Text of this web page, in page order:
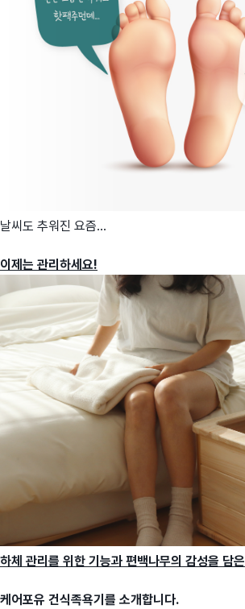
날씨도 추워진 요즘...
이제는 관리하세요!
하체 관리를 위한 기능과 편백나무의 감성을 담은
케어포유 건식족욕기를 소개합니다.